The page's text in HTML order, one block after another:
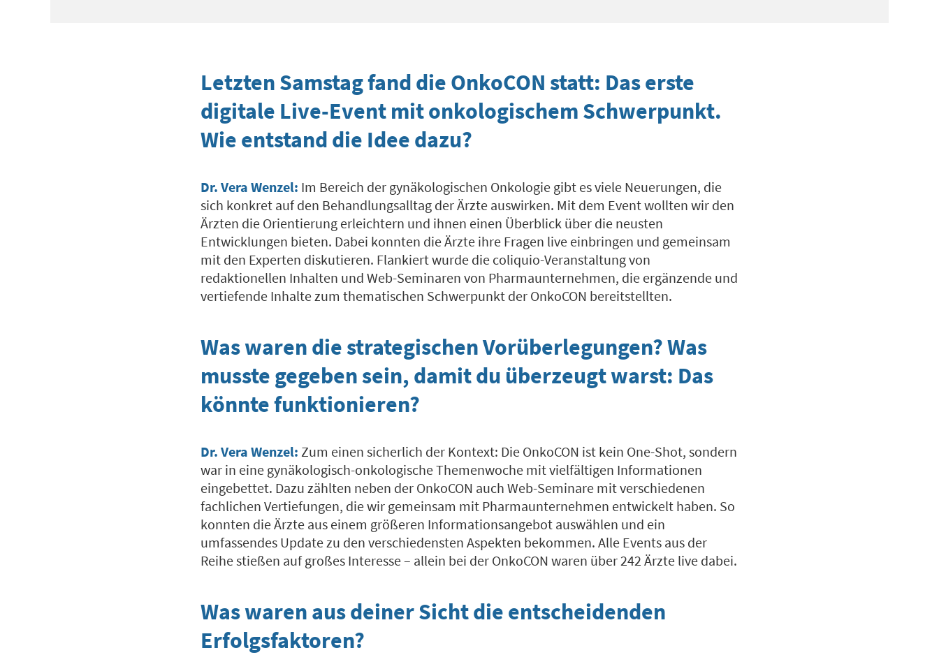
Letzten Samstag fand die OnkoCON statt: Das erste
digitale Live-Event mit onkologischem Schwerpunkt.
Wie entstand die Idee dazu?
Dr. Vera Wenzel: Im Bereich der gynäkologischen Onkologie gibt es viele Neuerungen, die
sich konkret auf den Behandlungsalltag der Ärzte auswirken. Mit dem Event wollten wir den
Ärzten die Orientierung erleichtern und ihnen einen Überblick über die neusten
Entwicklungen bieten. Dabei konnten die Ärzte ihre Fragen live einbringen und gemeinsam
mit den Experten diskutieren. Flankiert wurde die coliquio-Veranstaltung von
redaktionellen Inhalten und Web-Seminaren von Pharmaunternehmen, die ergänzende und
vertiefende Inhalte zum thematischen Schwerpunkt der OnkoCON bereitstellten.
Was waren die strategischen Vorüberlegungen? Was
musste gegeben sein, damit du überzeugt warst: Das
könnte funktionieren?
Dr. Vera Wenzel: Zum einen sicherlich der Kontext: Die OnkoCON ist kein One-Shot, sondern
war in eine gynäkologisch-onkologische Themenwoche mit vielfältigen Informationen
eingebettet. Dazu zählten neben der OnkoCON auch Web-Seminare mit verschiedenen
fachlichen Vertiefungen, die wir gemeinsam mit Pharmaunternehmen entwickelt haben. So
konnten die Ärzte aus einem größeren Informationsangebot auswählen und ein
umfassendes Update zu den verschiedensten Aspekten bekommen. Alle Events aus der
Reihe stießen auf großes Interesse – allein bei der OnkoCON waren über 242 Ärzte live dabei.
Was waren aus deiner Sicht die entscheidenden
Erfolgsfaktoren?